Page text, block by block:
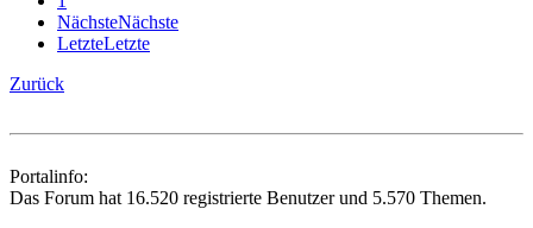
NächsteNächste
LetzteLetzte
Zurück
Portalinfo:
Das Forum hat 16.520 registrierte Benutzer und 5.570 Themen.